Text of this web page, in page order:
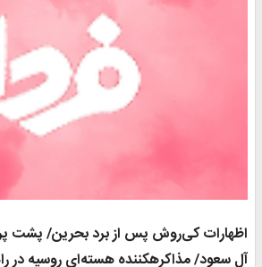
اظهارات کی‌روش پس از برد بحرین/ پشت